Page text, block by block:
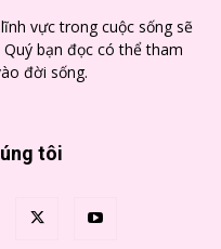
vực trong cuộc sống sẽ
bạn đọc có thể tham
đời sống.
tôi